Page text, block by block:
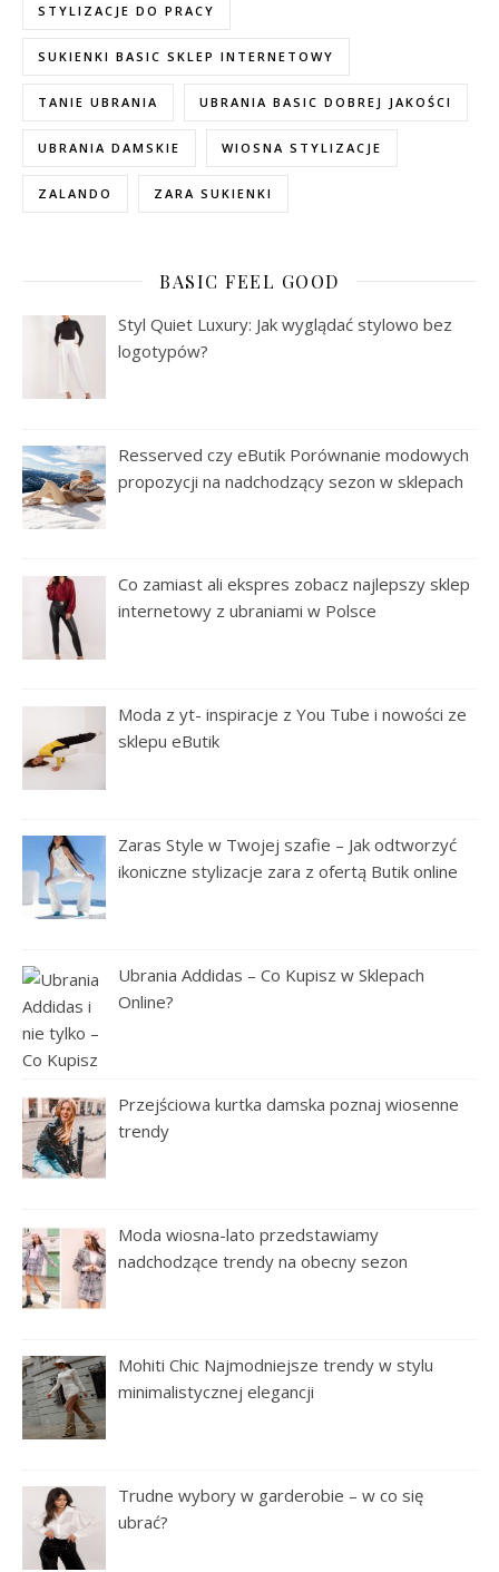
STYLIZACJE DO PRACY
SUKIENKI BASIC SKLEP INTERNETOWY
TANIE UBRANIA UBRANIA BASIC DOBREJ JAKOŚCI
UBRANIA DAMSKIE WIOSNA STYLIZACJE
ZALANDO ZARA SUKIENKI
BASIC FEEL GOOD
Styl Quiet Luxury: Jak wyglądać stylowo bez
logotypów?
Resserved czy eButik Porównanie modowych
propozycji na nadchodzący sezon w sklepach
Co zamiast ali ekspres zobacz najlepszy sklep
internetowy z ubraniami w Polsce
Moda z yt- inspiracje z You Tube i nowości ze
sklepu eButik
Zaras Style w Twojej szafie – Jak odtworzyć
ikoniczne stylizacje zara z ofertą Butik online
Ubrania Addidas – Co Kupisz w Sklepach
Online?
Przejściowa kurtka damska poznaj wiosenne
trendy
Moda wiosna-lato przedstawiamy
nadchodzące trendy na obecny sezon
Mohiti Chic Najmodniejsze trendy w stylu
minimalistycznej elegancji
Trudne wybory w garderobie – w co się
ubrać?